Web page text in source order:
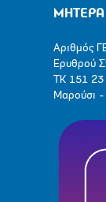
ΜΗΤΕΡΑ
Αριθμός
Ερυθρού
ΤΚ 151 23
Μαρούσι